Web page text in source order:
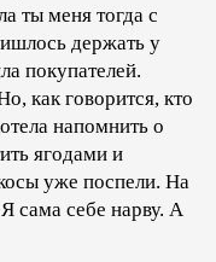
ты меня тогда с
держать у
покупателей.
как говорится, кто
напомнить о
ягодами и
уже поспели. На
сама себе нарву. А